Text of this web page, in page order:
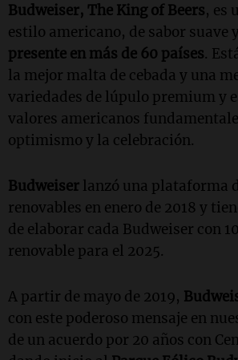
Budweiser, The King of Beers, es
estilo americano, de sabor suave
presente en más de 60 países.
la mejor malta de cebada y una
variedades de lúpulo premium y
valores americanos
optimismo y la celebración.
Budweiser lanzó una plataforma
renovables en enero de 2018 y
de elaborar cada Budweiser con
renovable para el 2025.
A partir de mayo de 2019,
con este poderoso mensaje en
de un acuerdo por 20 años con